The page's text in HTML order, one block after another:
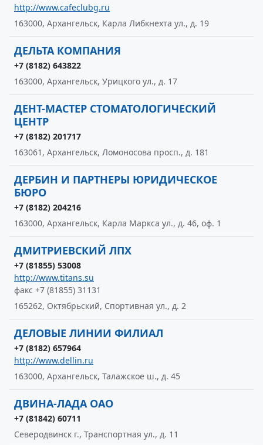
http://www.cafeclubg.ru
163000, Архангельск, Карла Либкнехта ул., д. 19
ДЕЛЬТА КОМПАНИЯ
+7 (8182) 643822
163000, Архангельск, Урицкого ул., д. 17
ДЕНТ-МАСТЕР СТОМАТОЛОГИЧЕСКИЙ
ЦЕНТР
+7 (8182) 201717
163061, Архангельск, Ломоносова просп., д. 181
ДЕРБИН И ПАРТНЕРЫ ЮРИДИЧЕСКОЕ
БЮРО
+7 (8182) 204216
163000, Архангельск, Карла Маркса ул., д. 46, оф. 1
ДМИТРИЕВСКИЙ ЛПХ
+7 (81855) 53008
http://www.titans.su
факс +7 (81855) 31131
165262, Октябрьский, Спортивная ул., д. 2
ДЕЛОВЫЕ ЛИНИИ ФИЛИАЛ
+7 (8182) 657964
http://www.dellin.ru
163000, Архангельск, Талажское ш., д. 45
ДВИНА-ЛАДА ОАО
+7 (81842) 60711
Северодвинск г., Транспортная ул., д. 11